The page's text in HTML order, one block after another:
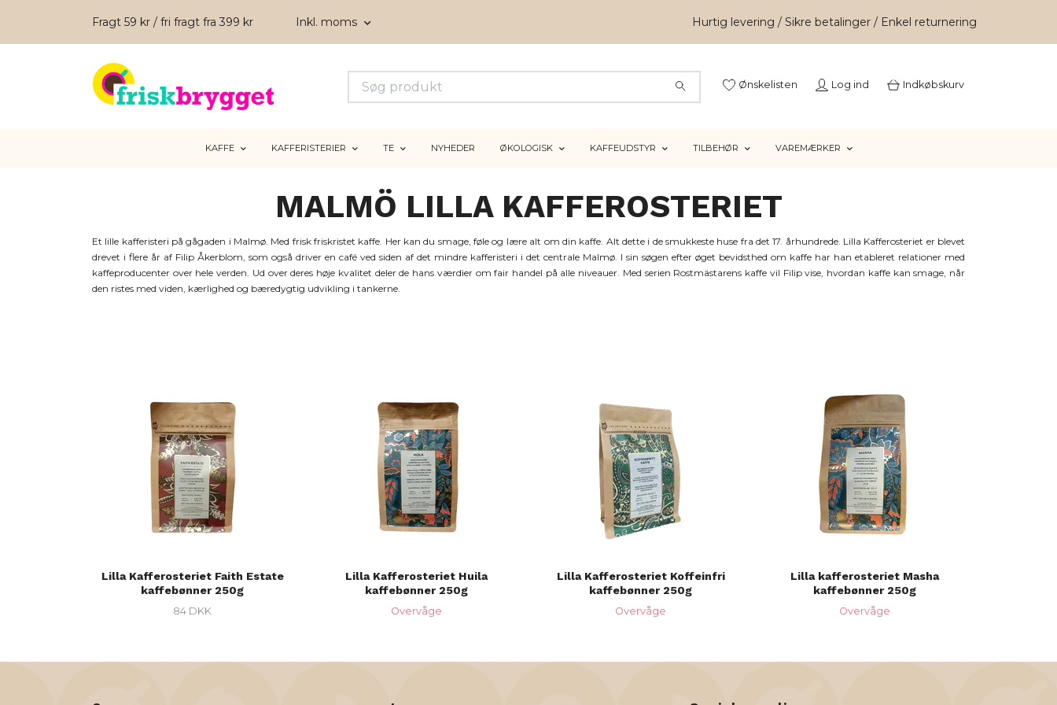
Fragt 59 kr / fri fragt fra 399 kr Inkl. moms Hurtig levering / Sikre betalinger / Enkel returnering
Ønskelisten Log ind Indkøbskurv
KAFFE KAFFERISTERIER TE NYHEDER ØKOLOGISK KAFFEUDSTYR TILBEHØR VAREMÆRKER
MALMÖ LILLA KAFFEROSTERIET
Et lille kafferisteri på gågaden i Malmø. Med frisk friskristet kaffe. Her kan du smage, føle og lære alt om din kaffe. Alt dette i de smukkeste huse fra det 17. århundrede. Lilla Kafferosteriet er blevet
drevet i flere år af Filip Åkerblom, som også driver en café ved siden af det mindre kafferisteri i det centrale Malmø. I sin søgen efter øget bevidsthed om kaffe har han etableret relationer med
kaffeproducenter over hele verden. Ud over deres høje kvalitet deler de hans værdier om fair handel på alle niveauer. Med serien Rostmästarens kaffe vil Filip vise, hvordan kaffe kan smage, når
den ristes med viden, kærlighed og bæredygtig udvikling i tankerne.
Lilla Kafferosteriet Faith Estate
kaffebønner 250g
84 DKK
Lilla Kafferosteriet Huila
kaffebønner 250g
Overvåge
Lilla Kafferosteriet Koffeinfri
kaffebønner 250g
Overvåge
Lilla kafferosteriet Masha
kaffebønner 250g
Overvåge